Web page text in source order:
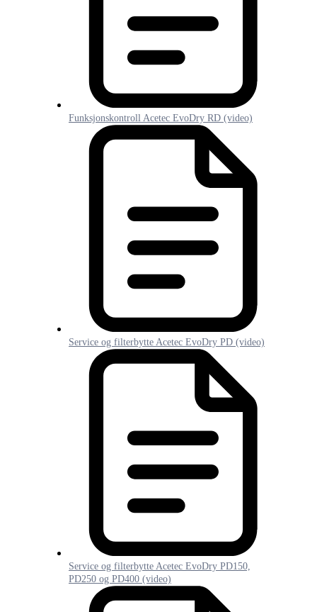
Funksjonskontroll Acetec EvoDry RD (video)
Service og filterbytte Acetec EvoDry PD (video)
Service og filterbytte Acetec EvoDry PD150,
PD250 og PD400 (video)